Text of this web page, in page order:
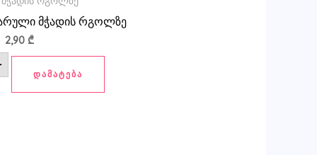
მჭადის რგოლზე
2,90 ₾
ᲓᲐᲛᲐᲢᲔᲑᲐ